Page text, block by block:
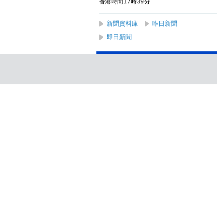
香港時間17時39分
新聞資料庫 昨日新聞
即日新聞